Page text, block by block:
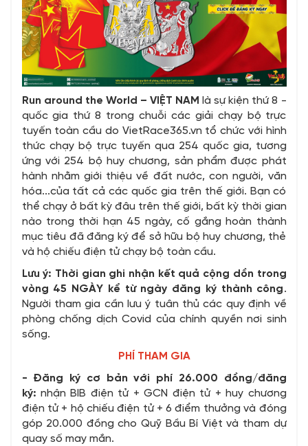
Run around the World – VIỆT NAM là sự kiện thứ 8 -
quốc gia thứ 8 trong chuỗi các giải chạy bộ trực
tuyến toàn cầu do VietRace365.vn tổ chức với hình
thức chạy bộ trực tuyến qua 254 quốc gia, tương
ứng với 254 bộ huy chương, sản phẩm được phát
hành nhằm giới thiệu về đất nước, con người, văn
hóa...của tất cả các quốc gia trên thế giới. Bạn có
thể chạy ở bất kỳ đâu trên thế giới, bất kỳ thời gian
nào trong thời hạn 45 ngày, cố gắng hoàn thành
mục tiêu đã đăng ký để sở hữu bộ huy chương, thẻ
và hộ chiếu điện tử chạy bộ toàn cầu.
Lưu ý: Thời gian ghi nhận kết quả cộng dồn trong
vòng 45 NGÀY kể từ ngày đăng ký thành công.
Người tham gia cần lưu ý tuân thủ các quy định về
phòng chống dịch Covid của chính quyền nơi sinh
sống.
PHÍ THAM GIA
- Đăng ký cơ bản với phí 26.000 đồng/đăng
ký: nhận BIB điện tử + GCN điện tử + huy chương
điện tử + hộ chiếu điện tử + 6 điểm thưởng và đóng
góp 20.000 đồng cho Quỹ Bầu Bí Việt và tham dự
quay số may mắn.